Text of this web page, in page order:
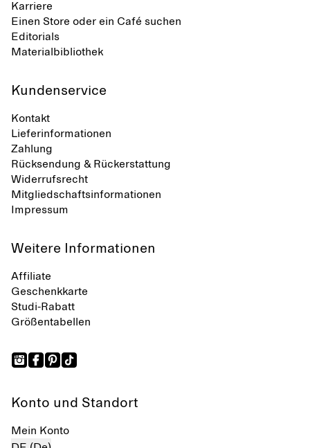
Karriere
Einen Store oder ein Café suchen
Editorials
Materialbibliothek
Kundenservice
Kontakt
Lieferinformationen
Zahlung
Rücksendung & Rückerstattung
Widerrufsrecht
Mitgliedschaftsinformationen
Impressum
Weitere Informationen
Affiliate
Geschenkkarte
Studi-Rabatt
Größentabellen
Konto und Standort
Mein Konto